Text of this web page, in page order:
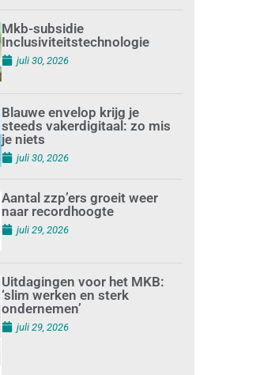
Mkb-subsidie
Inclusiviteitstechnologie
juli 30, 2026
Blauwe envelop krijg je
steeds vakerdigitaal: zo mis
je niets
juli 30, 2026
Aantal zzp’ers groeit weer
naar recordhoogte
juli 29, 2026
Uitdagingen voor het MKB:
‘slim werken en sterk
ondernemen’
juli 29, 2026